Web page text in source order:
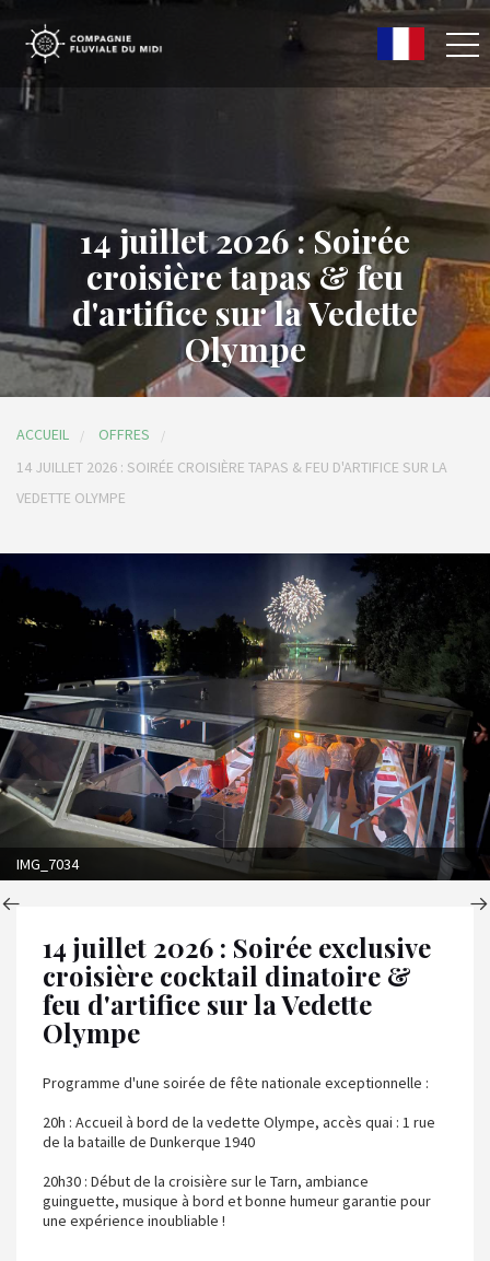
14 juillet 2026 : Soirée
croisière tapas & feu
d'artifice sur la Vedette
Olympe
ACCUEIL
OFFRES
14 JUILLET 2026 : SOIRÉE CROISIÈRE TAPAS & FEU D'ARTIFICE SUR LA
VEDETTE OLYMPE
IMG_7034
14 juillet 2026 : Soirée exclusive
croisière cocktail dinatoire &
feu d'artifice sur la Vedette
Olympe
Programme d'une soirée de fête nationale exceptionnelle :
20h : Accueil à bord de la vedette Olympe, accès quai : 1 rue
de la bataille de Dunkerque 1940
20h30 : Début de la croisière sur le Tarn, ambiance
guinguette, musique à bord et bonne humeur garantie pour
une expérience inoubliable !